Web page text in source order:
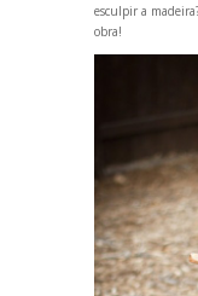
esculpir a
obra!